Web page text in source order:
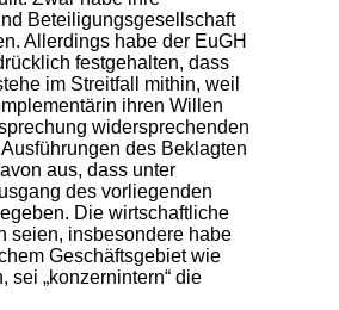
Beteiligungsgesellschaft
Allerdings habe der EuGH
festgehalten, dass
im Streitfall mithin, weil
ihren Willen
widersprechenden
des Beklagten
aus, dass unter
des vorliegenden
Die wirtschaftliche
seien, insbesondere habe
Geschäftsgebiet wie
„konzernintern“ die